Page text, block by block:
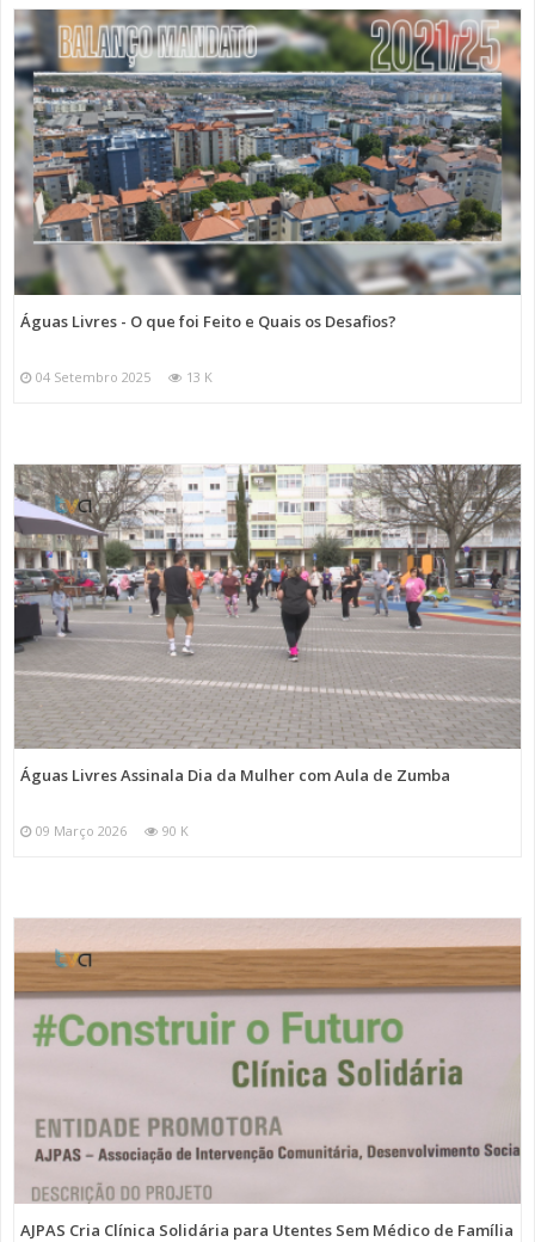
Águas Livres - O que foi Feito e Quais os Desafios?
04 Setembro 2025 13 K
Águas Livres Assinala Dia da Mulher com Aula de Zumba
09 Março 2026 90 K
AJPAS Cria Clínica Solidária para Utentes Sem Médico de Família